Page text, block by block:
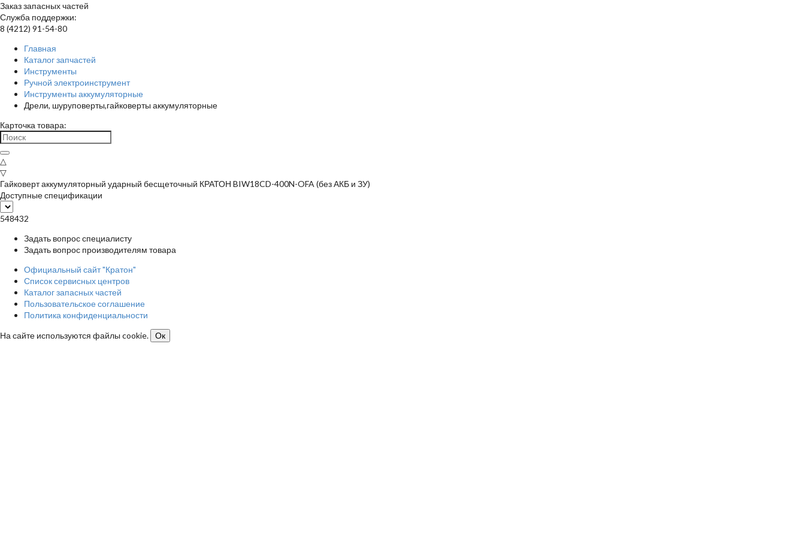
Заказ запасных частей
Служба поддержки:
8 (4212) 91-54-80
Главная
Каталог запчастей
Инструменты
Ручной электроинструмент
Инструменты аккумуляторные
Дрели, шуруповерты,гайковерты аккумуляторные
Карточка товара:
△
▽
Гайковерт аккумуляторный ударный бесщеточный КРАТОН BIW18CD-400N-OFA (без АКБ и ЗУ)
Доступные спецификации
548432
Задать вопрос специалисту
Задать вопрос производителям товара
Официальный сайт "Кратон"
Список сервисных центров
Каталог запасных частей
Пользовательское соглашение
Политика конфиденциальности
На сайте используются файлы cookie.
Ок